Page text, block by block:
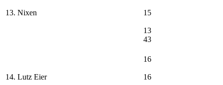
13. Nixen 15
13
43
14. Lutz Eier
16
16